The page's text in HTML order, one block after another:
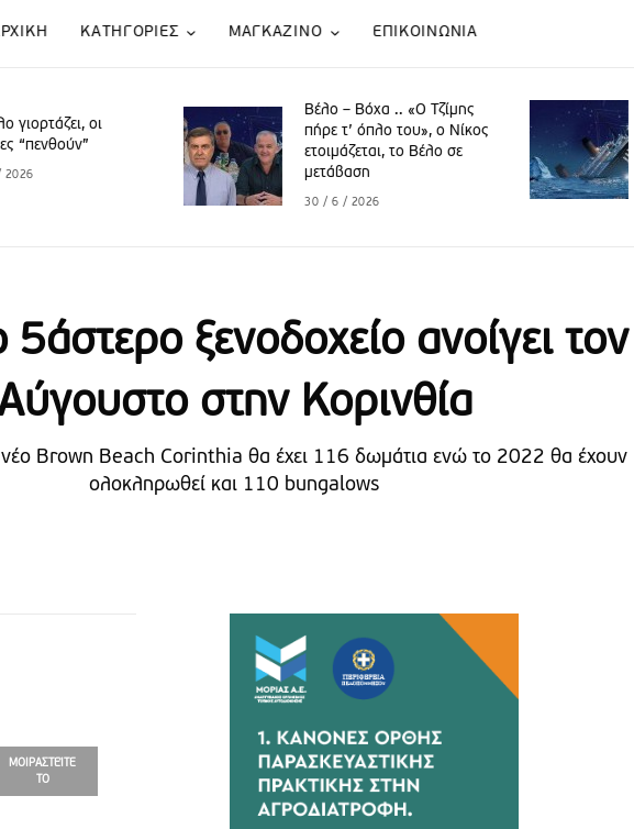
KATΗΓΟΡΙΕΣ ΜΑΓΚΑΖΙΝΟ ΕΠΙΚΟΙΝΩΝΙΑ
Βέλο – Βόχα .. «Ο Τζίμης
πήρε τ’ όπλο του», o Νίκος
ετοιμάζεται, το Βέλο σε
Βέλο Βόχα .. “Ξηλώνεται το
πουλόβερ” Παπακυριάκου
5άστερο ξενοδοχείο ανοίγει τον
στην Κορινθία
Brown Beach Corinthia θα έχει 116 δωμάτια ενώ το 2022 θα έχουν
ολοκληρωθεί και 110 bungalows
ΜΟΙΡΑΣΤΕΊΤΕ
ΤΟ